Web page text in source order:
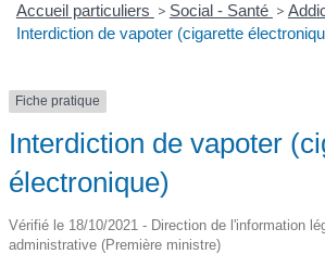
Accueil particuliers > Social - Santé >
Interdiction de vapoter (cigarette
Fiche pratique
Interdiction de vapoter
électronique)
Vérifié le 18/10/2021 - Direction de l'information
administrative (Première ministre)